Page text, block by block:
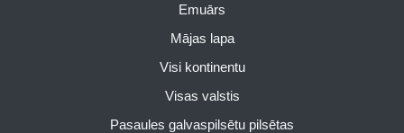
Emuārs
Mājas lapa
Visi kontinentu
Visas valstis
Pasaules galvaspilsētu pilsētas